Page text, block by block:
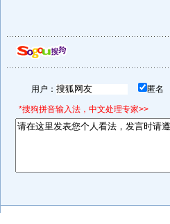
用户： 匿名
*搜狗拼音输入法，中文处理专家>>